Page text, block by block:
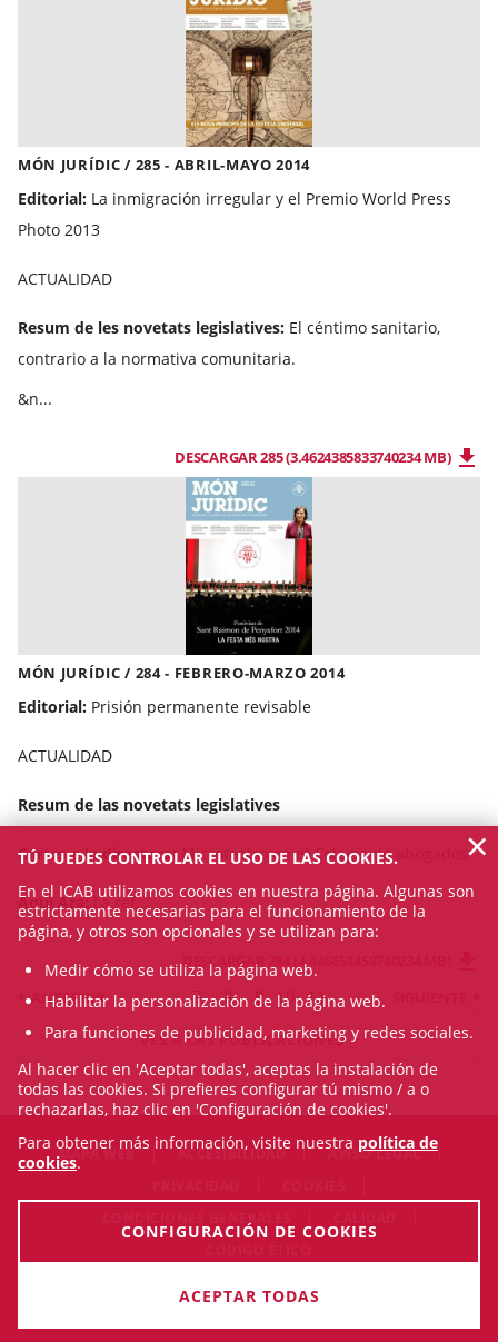
MÓN JURÍDIC / 285 - ABRIL-MAYO 2014
Editorial: La inmigración irregular y el Premio World Press
Photo 2013
ACTUALIDAD
Resum de les novetats legislatives: El céntimo sanitario,
contrario a la normativa comunitaria.
&n...
DESCARGAR 285 (3.4624385833740234 MB)
MÓN JURÍDIC / 284 - FEBRERO-MARZO 2014
Editorial: Prisión permanente revisable
ACTUALIDAD
Resum de las novetats legislatives
Cartes a la directora: Microteatro en el Colegio de abogados
Aquí Ara:La ref...
DESCARGAR 284 (4.446651458740234 MB)
ANTERIOR
7 8 9 10 11
VES A LAS PUBLICACIONES
MAPA WEB ACCESIBILIDAD
AVISO LEGAL
© Sat Aug 08 18:45:23 CEST 2026 Il·lustre Col·legi de l'Advocacia
TÚ PUEDES CONTROLAR EL USO DE LAS COOKIES.
En el ICAB utilizamos cookies en nuestra página. Algunas son
estrictamente necesarias para el funcionamiento de la
página, y otros son opcionales y se utilizan para:
Medir cómo se utiliza la página web.
Habilitar la personalización de la página web.
Para funciones de publicidad, marketing y redes sociales.
Al hacer clic en 'Aceptar todas', aceptas la instalación de
todas las cookies. Si prefieres configurar tú mismo / a o
rechazarlas, haz clic en 'Configuración de cookies'.
Para obtener más información, visite nuestra política de
cookies.
CONFIGURACIÓN DE COOKIES
ACEPTAR TODAS
×